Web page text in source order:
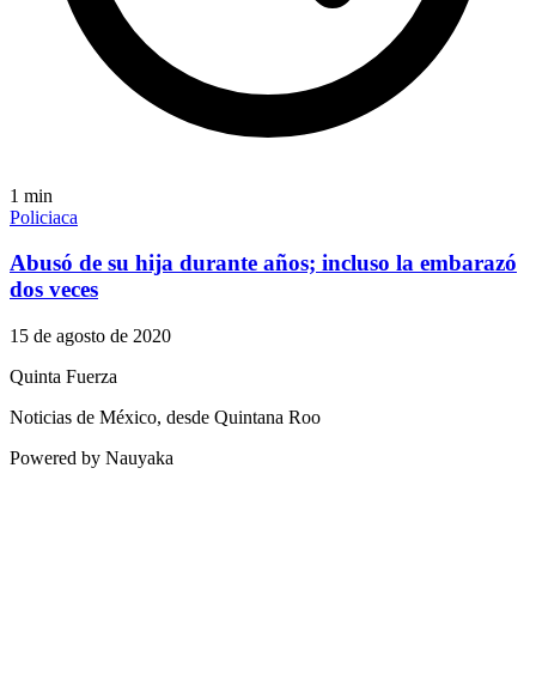
1 min
Policiaca
Abusó de su hija durante años; incluso la embarazó
dos veces
15 de agosto de 2020
Quinta Fuerza
Noticias de México, desde Quintana Roo
Powered by Nauyaka